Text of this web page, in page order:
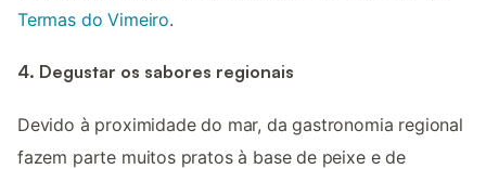
Termas do Vimeiro.
4. Degustar os sabores regionais
Devido à proximidade do mar, da gastronomia regional
fazem parte muitos pratos à base de peixe e de